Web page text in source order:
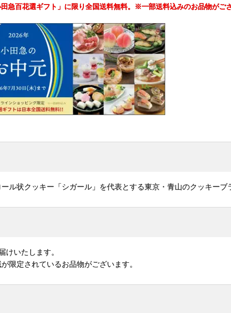
田急百花選ギフト」に限り全国送料無料。※一部送料込みのお品物がご
ル状クッキー「シガール」を代表とする東京・青山のクッキーブ
けいたします。
限定されているお品物がございます。